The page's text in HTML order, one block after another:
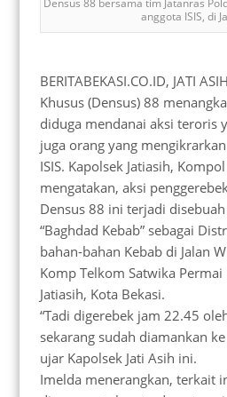
Densus 88 bersama tim Jatanras
anggota ISIS, di
BERITABEKASI.CO.ID, JATI
Khusus (Densus) 88
diduga mendanai aksi teroris
juga orang yang
ISIS. Kapolsek Jatiasih,
mengatakan, aksi
Densus 88 ini terjadi
“Baghdad Kebab” sebagai
bahan-bahan Kebab di Jalan
Komp Telkom Satwika
Jatiasih, Kota Bekasi.
“Tadi digerebek jam 22.45
sekarang sudah diamankan
ujar Kapolsek Jati Asih ini.
Imelda menerangkan, terkait